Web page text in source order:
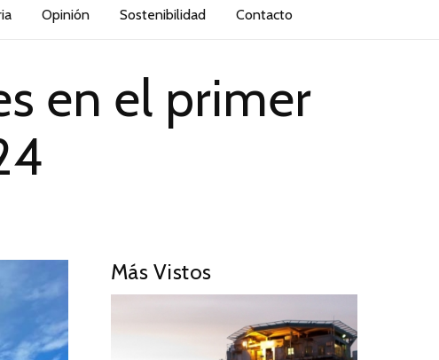
Opinión Sostenibilidad Contacto
en el primer
Más Vistos